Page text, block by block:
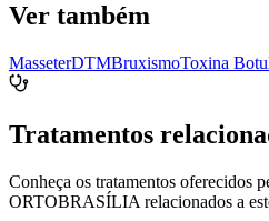
Ver também
MasseterDTMBruxismoToxina
Tratamentos
Conheça os tratamentos oferecidos
ORTOBRASÍLIA relacionados a